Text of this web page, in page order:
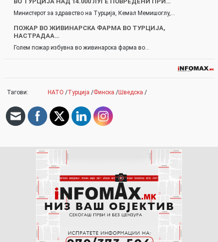
Министерот за здравство на Турција, Кемал Мемишоглу,…
ПОЖАР ВО ЖИВИНАРСКА ФАРМА ВО ТУРЦИЈА,
НАСТРАДАА…
Голем пожар избувна во живинарска фарма во…
Тагови: НАТО /Турција /Финска /Шведска /